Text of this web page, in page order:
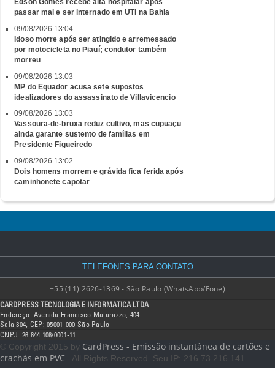
Edson Gomes recebe alta hospitalar após
passar mal e ser internado em UTI na Bahia
09/08/2026 13:04
Idoso morre após ser atingido e arremessado
por motocicleta no Piauí; condutor também
morreu
09/08/2026 13:03
MP do Equador acusa sete supostos
idealizadores do assassinato de Villavicencio
09/08/2026 13:03
Vassoura-de-bruxa reduz cultivo, mas cupuaçu
ainda garante sustento de famílias em
Presidente Figueiredo
09/08/2026 13:02
Dois homens morrem e grávida fica ferida após
caminhonete capotar
TELEFONES PARA CONTATO
+55 (11) 2626-1369 - São Paulo (WhatsApp/Fone)
CARDPRESS TECNOLOGIA E INFORMATICA LTDA
Endereço: Avenida Francisco Matarazzo, 404
Sala 304, CEP: 05001-000 São Paulo
CNPJ: 26.644.106/0001-11
© Copyright 2015 by CardPress - Emissão instantânea de cartões e
crachás em PVC . All Rights Reserved. Seu IP: 216.73.216.141